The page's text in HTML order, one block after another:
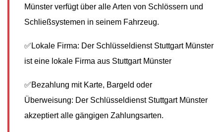
Münster verfügt über alle Arten von Schlössern und
Schließsystemen in seinem Fahrzeug.
✅Lokale Firma: Der Schlüsseldienst Stuttgart Münster
ist eine lokale Firma aus Stuttgart Münster
✅Bezahlung mit Karte, Bargeld oder
Überweisung: Der Schlüsseldienst Stuttgart Münster
akzeptiert alle gängigen Zahlungsarten.